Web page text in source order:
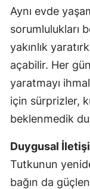
Aynı evde
sorumlulukları
yakınlık
açabilir. Her
yaratmayı
için sürprizler,
beklenmedik
Duygusal
Tutkunun
bağın da